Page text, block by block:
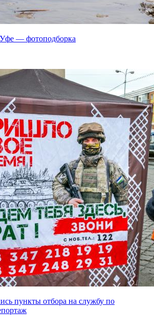
— фотоподборка
пункты отбора на службу по